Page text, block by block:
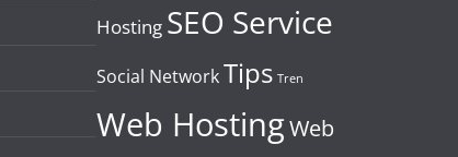
Hosting SEO Service
Social NetworkTips Tren
Web HostingWeb